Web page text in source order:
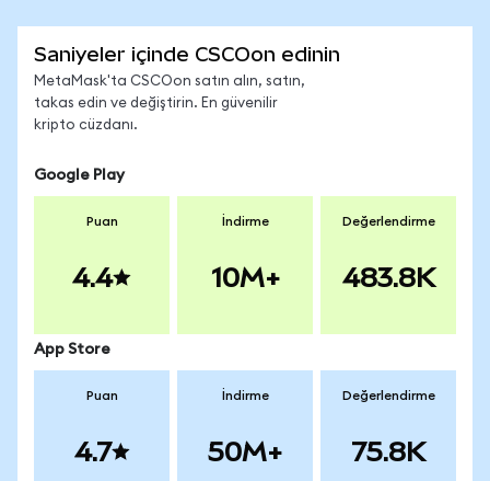
Saniyeler içinde CSCOon edinin
MetaMask'ta CSCOon satın alın, satın,
takas edin ve değiştirin. En güvenilir
kripto cüzdanı.
Google Play
Puan
4.4
İndirme
10M+
Değerlendirme
483.8K
App Store
Puan
4.7
İndirme
50M+
Değerlendirme
75.8K